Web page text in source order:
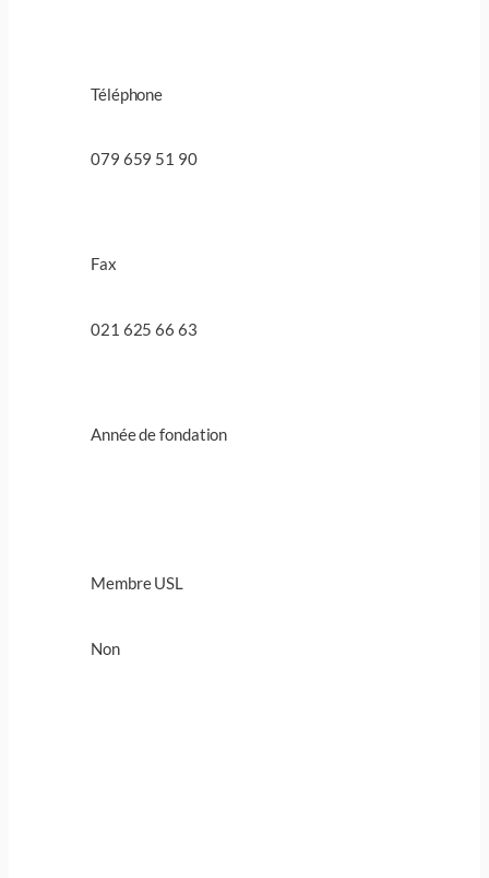
Téléphone
079 659 51 90
Fax
021 625 66 63
Année de fondation
Membre USL
Non